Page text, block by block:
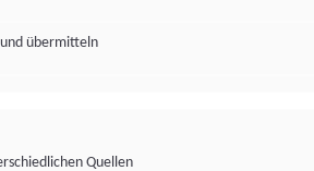
übermitteln
Quellen